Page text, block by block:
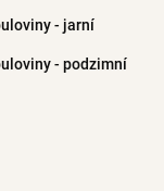
- jarní
- podzimní